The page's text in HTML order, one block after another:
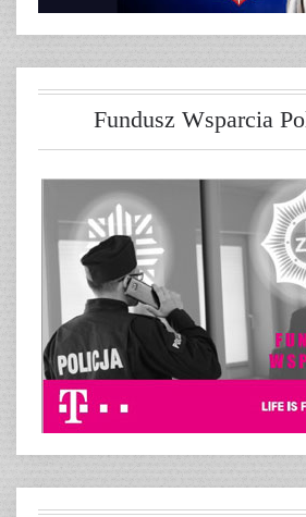
Fundusz Wsparcia